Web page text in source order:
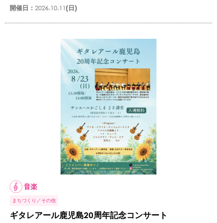
開催日： 2026.10.11(日)
音楽
まちづくり その他
ギタレアール鹿児島20周年記念コンサート